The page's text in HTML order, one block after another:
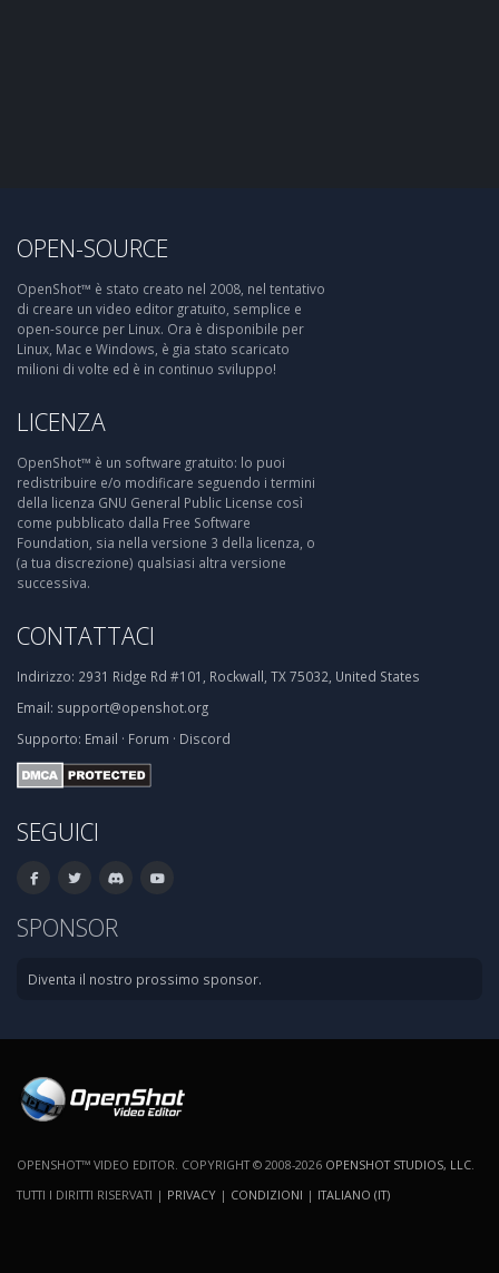
OPEN-SOURCE
OpenShot™ è stato creato nel 2008, nel tentativo
di creare un video editor gratuito, semplice e
open-source per Linux. Ora è disponibile per
Linux, Mac e Windows, è gia stato scaricato
milioni di volte ed è in continuo sviluppo!
LICENZA
OpenShot™ è un software gratuito: lo puoi
redistribuire e/o modificare seguendo i termini
della licenza GNU General Public License così
come pubblicato dalla Free Software
Foundation, sia nella versione 3 della licenza, o
(a tua discrezione) qualsiasi altra versione
successiva.
CONTATTACI
Indirizzo: 2931 Ridge Rd #101, Rockwall, TX 75032, United States
Email: support@openshot.org
Supporto: Email · Forum · Discord
SEGUICI
SPONSOR
Diventa il nostro prossimo sponsor.
OPENSHOT™ VIDEO EDITOR. COPYRIGHT © 2008-2026 OPENSHOT STUDIOS, LLC
TUTTI I DIRITTI RISERVATI | PRIVACY | CONDIZIONI | ITALIANO (IT)